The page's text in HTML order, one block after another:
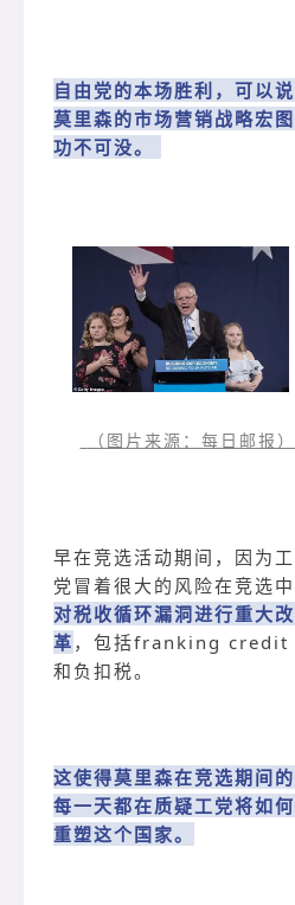
自由党的本场胜利，可以说
莫里森的市场营销战略宏图
功不可没。
（图片来源：每日邮报）
早在竞选活动期间，因为工
党冒着很大的风险在竞选中
对税收循环漏洞进行重大改
革 ，包括franking credit
和负扣税。
这使得莫里森在竞选期间的
每一天都在质疑工党将如何
重塑这个国家。